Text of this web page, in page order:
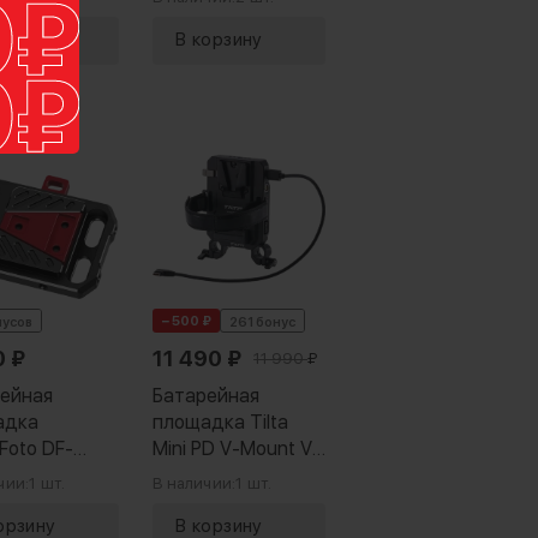
₽
DF-
V-
1 шт.
− 500 ₽ 261 бонус
11 490 ₽ 11 990₽
Батарейная
площадка Tilta
Mini PD V-Mount V2
Cable Kit
В наличии: 1 шт.